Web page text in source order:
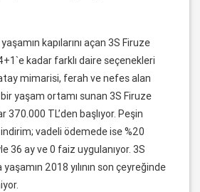
kapılarını açan 3S Firuze
kadar farklı daire seçenekleri
mimarisi, ferah ve nefes alan
yaşam ortamı sunan 3S Firuze
370.000 TL’den başlıyor. Peşin
vadeli ödemede ise %20
36 ay ve 0 faiz uygulanıyor. 3S
yaşamın 2018 yılının son çeyreğinde